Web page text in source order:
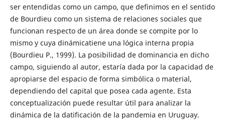
ser entendidas como un campo, que definimos en el sentido
de Bourdieu como un sistema de relaciones sociales que
funcionan respecto de un área donde se compite por lo
mismo y cuya dinámicatiene una lógica interna propia
(Bourdieu P., 1999). La posibilidad de dominancia en dicho
campo, siguiendo al autor, estaría dada por la capacidad de
apropiarse del espacio de forma simbólica o material,
dependiendo del capital que posea cada agente. Esta
conceptualización puede resultar útil para analizar la
dinámica de la datificación de la pandemia en Uruguay.